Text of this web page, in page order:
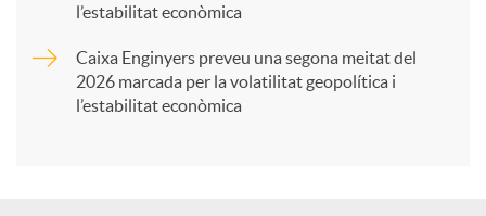
t
l’estabilitat econòmica
Caixa Enginyers preveu una segona meitat del
2026 marcada per la volatilitat geopolítica i
l’estabilitat econòmica